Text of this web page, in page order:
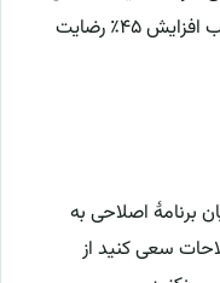
داده‌اند پاسخ زودهنگام به شکایات موجب افزایش ۴۵٪ رضایت
برنامهٔ اصلاحی به
سعی کنید از